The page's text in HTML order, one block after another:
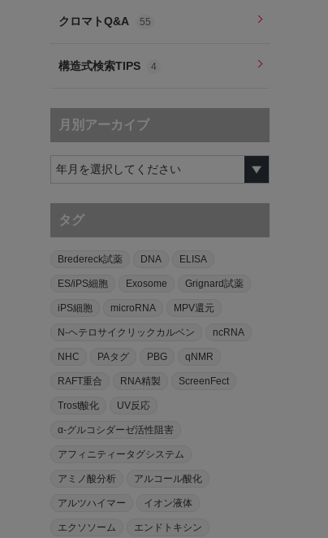
クロマトQ&A 55
構造式検索TIPS 4
月別アーカイブ
タグ
Bredereck試薬 DNA ELISA
ES/iPS細胞 Exosome Grignard試薬
iPS細胞 microRNA MPV還元
N-ヘテロサイクリックカルベン ncRNA
NHC PAタグ PBG qNMR
RAFT重合 RNA精製 ScreenFect
Trost酸化 UV反応
α-グルコシダーゼ活性阻害
アフィニティータグシステム
アミノ酸分析 アルコール酸化
アルツハイマー イオン液体
エクソソーム エンドトキシン